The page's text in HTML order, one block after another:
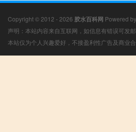
Copyright © 2012 - 2026 胶水百科网 Powered by
声明：本站内容来自互联网，如信息有错误可发
本站仅为个人兴趣爱好，不接盈利性广告及商业